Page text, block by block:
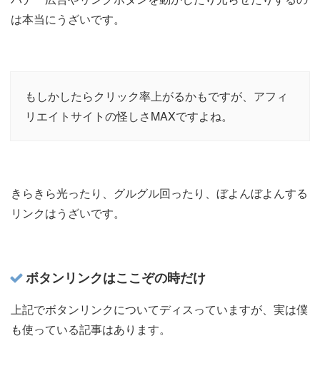
は本当にうざいです。
もしかしたらクリック率上がるかもですが、アフィ
リエイトサイトの怪しさMAXですよね。
きらきら光ったり、グルグル回ったり、ぼよんぼよんする
リンクはうざいです。
ボタンリンクはここぞの時だけ
上記でボタンリンクについてディスっていますが、実は僕
も使っている記事はあります。